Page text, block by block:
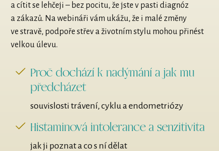
a cítit se lehčeji – bez pocitu, že jste v pasti diagnóz
a zákazů. Na webináři vám ukážu, že i malé změny
ve stravě, podpoře střev a životním stylu mohou přinést
velkou úlevu.
Proč dochází k nadýmání a jak mu
předcházet
souvislosti trávení, cyklu a endometriózy
Histaminová intolerance a senzitivita
jak ji poznat a co s ní dělat